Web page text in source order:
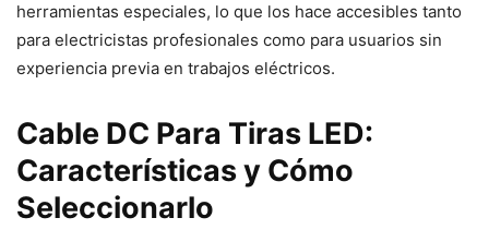
herramientas especiales, lo que los hace accesibles tanto
para electricistas profesionales como para usuarios sin
experiencia previa en trabajos eléctricos.
Cable DC Para Tiras LED:
Características y Cómo
Seleccionarlo